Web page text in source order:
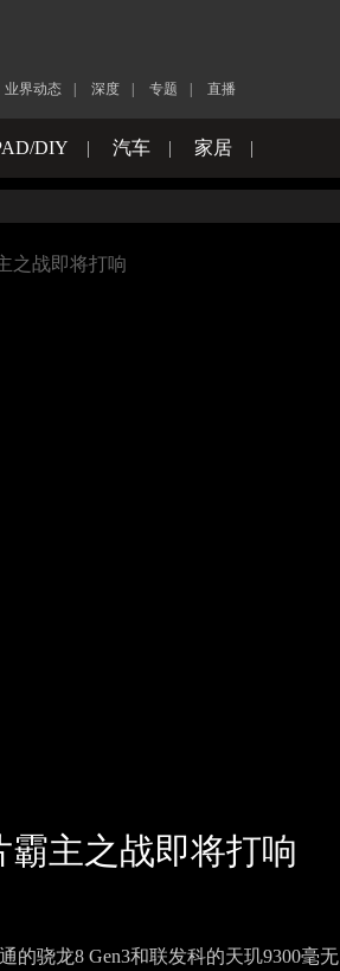
业界动态 深度 专题 直播
DIY | 汽车 | 家居 |
之战即将打响
霸主之战即将打响
骁龙8 Gen3和联发科的天玑9300毫无